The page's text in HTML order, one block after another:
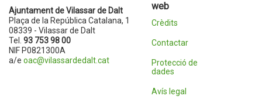
Ajuntament de Vilassar de Dalt
Plaça de la República Catalana, 1
08339 - Vilassar de Dalt
Tel. 93 753 98 00
NIF P0821300A
a/e oac@vilassardedalt.cat
web
Crèdits
Contactar
Protecció de
dades
Avís legal